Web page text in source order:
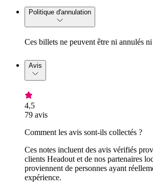
Politique d'annulation
Ces billets ne peuvent être ni annulés ni
Avis
4,5
79 avis
Comment les avis sont-ils collectés ?
Ces notes incluent des avis vérifiés
clients Headout et de nos partenaires
proviennent de personnes ayant
expérience.